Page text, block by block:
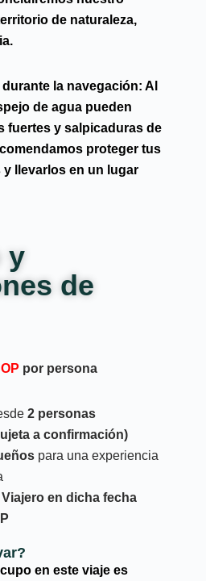
de naturaleza,
la navegación: Al
de agua pueden
fuertes y salpicaduras de
proteger tus
llevarlos en un lugar
y
de
por persona
2 personas
a confirmación)
para una experiencia
en dicha fecha
en este viaje es